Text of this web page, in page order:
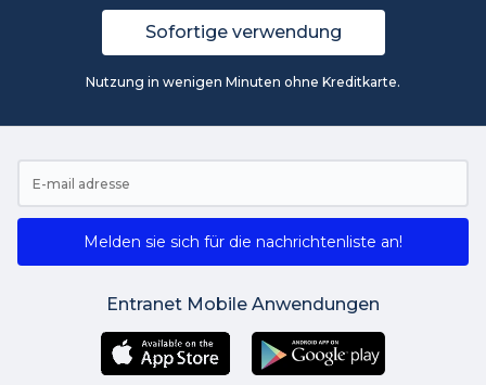
Sofortige verwendung
Nutzung in wenigen Minuten ohne Kreditkarte.
Melden sie sich für die nachrichtenliste an!
Entranet Mobile Anwendungen